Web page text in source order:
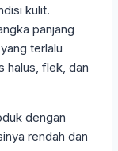
kulit.
panjang
terlalu
halus, flek, dan
dengan
rendah dan